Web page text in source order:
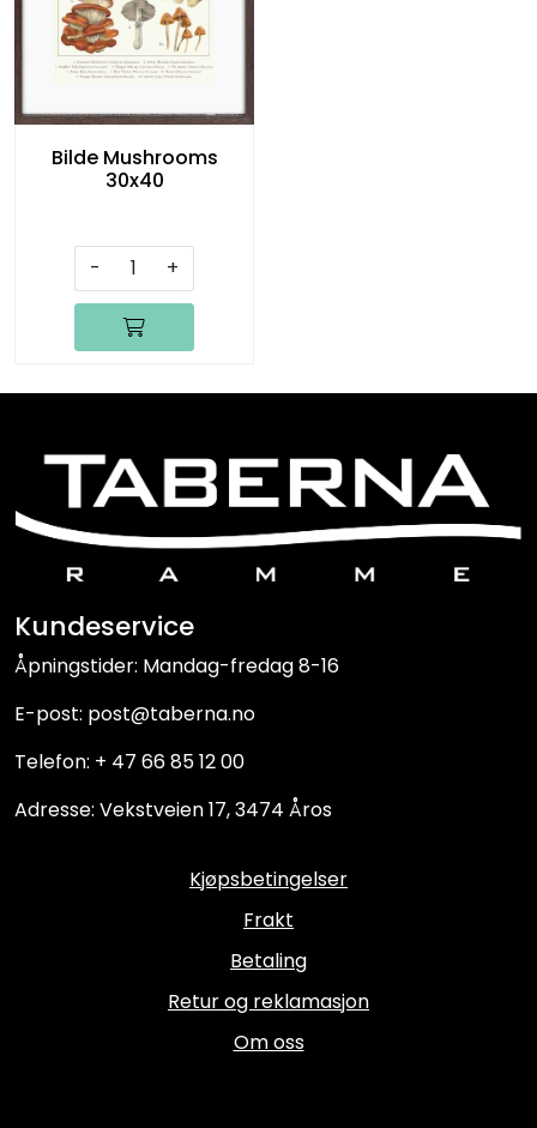
Bilde Mushrooms
30x40
- +
Kundeservice
Åpningstider: Mandag-fredag 8-16
E-post: post@taberna.no
Telefon: + 47 66 85 12 00
Adresse: Vekstveien 17, 3474 Åros
Kjøpsbetingelser
Frakt
Betaling
Retur og reklamasjon
Om oss